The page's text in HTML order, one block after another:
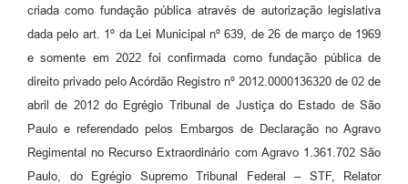
criada como fundação pública através de autorização legislativa
dada pelo art. 1º da Lei Municipal nº 639, de 26 de março de 1969
e somente em 2022 foi confirmada como fundação pública de
direito privado pelo Acórdão Registro nº 2012.0000136320 de 02 de
abril de 2012 do Egrégio Tribunal de Justiça do Estado de São
Paulo e referendado pelos Embargos de Declaração no Agravo
Regimental no Recurso Extraordinário com Agravo 1.361.702 São
Paulo, do Egrégio Supremo Tribunal Federal – STF, Relator